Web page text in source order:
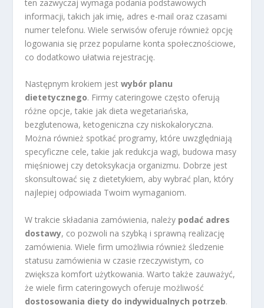
ten zazwyczaj wymaga podania podstawowych
informacji, takich jak imię, adres e-mail oraz czasami
numer telefonu. Wiele serwisów oferuje również opcję
logowania się przez popularne konta społecznościowe,
co dodatkowo ułatwia rejestrację.
Następnym krokiem jestwybór planu
dietetycznego. Firmy cateringowe często oferują
różne opcje, takie jak dieta wegetariańska,
bezglutenowa, ketogeniczna czy niskokaloryczna.
Można również spotkać programy, które uwzględniają
specyficzne cele, takie jak redukcja wagi, budowa masy
mięśniowej czy detoksykacja organizmu. Dobrze jest
skonsultować się z dietetykiem, aby wybrać plan, który
najlepiej odpowiada Twoim wymaganiom.
W trakcie składania zamówienia, należy podać adres
dostawy, co pozwoli na szybką i sprawną realizację
zamówienia. Wiele firm umożliwia również śledzenie
statusu zamówienia w czasie rzeczywistym, co
zwiększa komfort użytkowania. Warto także zauważyć,
że wiele firm cateringowych oferuje możliwość
dostosowania diety do indywidualnych potrzeb.